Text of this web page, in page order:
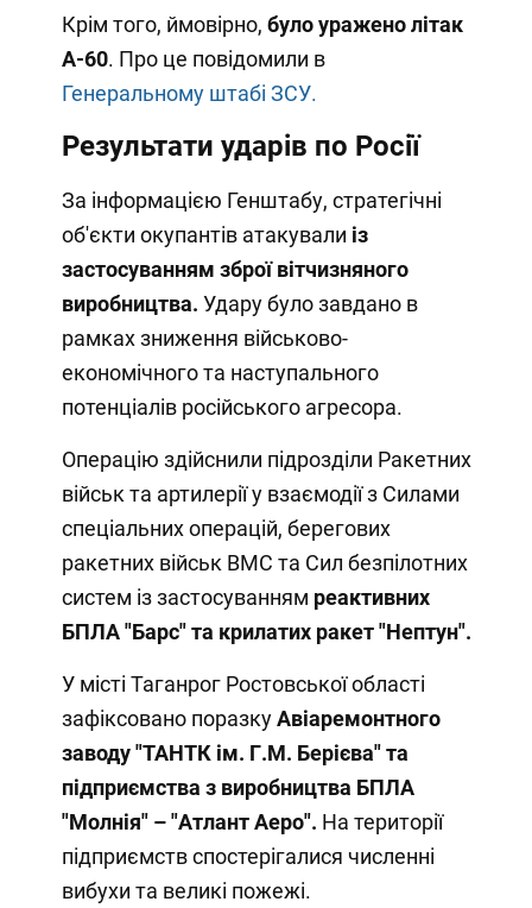
Крім того, ймовірно, було уражено літак
А-60. Про це повідомили в
Генеральному штабі ЗСУ.
Результати ударів по Росії
За інформацією Генштабу, стратегічні
об'єкти окупантів атакували із
застосуванням зброї вітчизняного
виробництва. Удару було завдано в
рамках зниження військово-
економічного та наступального
потенціалів російського агресора.
Операцію здійснили підрозділи Ракетних
військ та артилерії у взаємодії з Силами
спеціальних операцій, берегових
ракетних військ ВМС та Сил безпілотних
систем із застосуванням реактивних
БПЛА "Барс" та крилатих ракет "Нептун".
У місті Таганрог Ростовської області
зафіксовано поразкуАвіаремонтного
заводу "ТАНТК ім. Г.М. Берієва" та
підприємства з виробництва БПЛА
"Молнія" – "Атлант Аеро". На території
підприємств спостерігалися численні
вибухи та великі пожежі.